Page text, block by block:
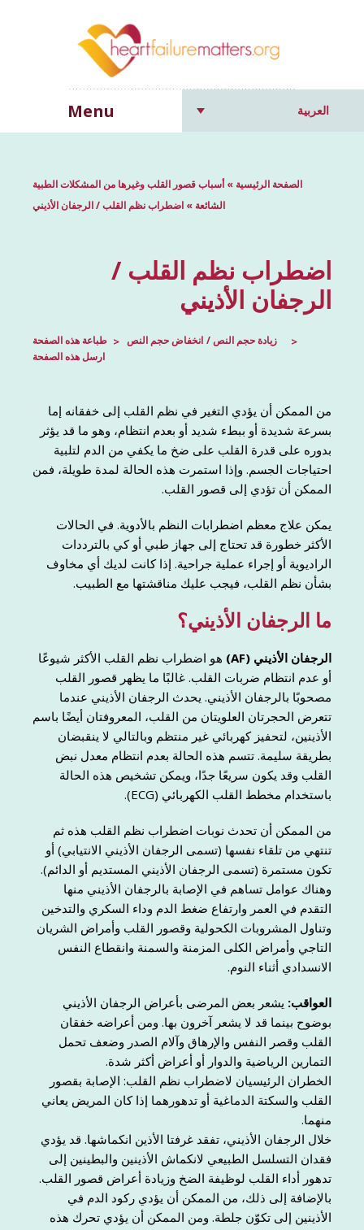
Menu العربية
الصفحة الرئيسية » أسباب قصور القلب وغيرها من المشكلات الطبية
الشائعة » اضطراب نظم القلب / الرجفان الأذيني
اضطراب نظم القلب /
الرجفان الأذيني
زيادة حجم النص انخفاض حجم النص
طباعة هذه الصفحة
ارسل هذه الصفحة
من الممكن أن يؤدي التغير في نظم القلب إلى خفقانه إما
بسرعة شديدة أو ببطء شديد أو بعدم انتظام، وهو ما قد يؤثر
بدوره على قدرة القلب على ضخ ما يكفي من الدم لتلبية
احتياجات الجسم. وإذا استمرت هذه الحالة لمدة طويلة، فمن
الممكن أن تؤدي إلى قصور القلب.
يمكن علاج معظم اضطرابات النظم بالأدوية. في الحالات
الأكثر خطورة قد تحتاج إلى جهاز طبي أو كي بالترددات
الراديوية أو إجراء عملية جراحية. إذا كانت لديك أي مخاوف
بشأن نظم القلب، فيجب عليك مناقشتها مع الطبيب.
ما الرجفان الأذيني؟
الرجفان الأذيني (AF)
هو اضطراب نظم القلب الأكثر شيوعًا
أو عدم انتظام ضربات القلب. غالبًا ما يظهر قصور القلب
مصحوبًا بالرجفان الأذيني. يحدث الرجفان الأذيني عندما
تتعرض الحجرتان العلويتان من القلب، المعروفتان أيضًا باسم
الأذينين، لتحفيز كهربائي غير منتظم وبالتالي لا ينقبضان
بطريقة سليمة. تتسم هذه الحالة بعدم انتظام معدل نبض
القلب وقد يكون سريعًا جدًا، ويمكن تشخيص هذه الحالة
باستخدام مخطط القلب الكهربائي (ECG).
من الممكن أن تحدث نوبات اضطراب نظم القلب هذه ثم
تنتهي من تلقاء نفسها (تسمى الرجفان الأذيني الانتيابي) أو
تكون مستمرة (تسمى الرجفان الأذيني المستديم أو الدائم).
وهناك عوامل تساهم في الإصابة بالرجفان الأذيني منها
التقدم في العمر وارتفاع ضغط الدم وداء السكري والتدخين
وتناول المشروبات الكحولية وقصور القلب وأمراض الشريان
التاجي وأمراض الكلى المزمنة والسمنة وانقطاع النفس
الانسدادي أثناء النوم.
العواقب: يشعر بعض المرضى بأعراض الرجفان الأذيني
بوضوح بينما قد لا يشعر آخرون بها. ومن أعراضه خفقان
القلب وقصر النفس والإرهاق وآلام الصدر وضعف تحمل
التمارين الرياضية والدوار أو أعراض أكثر شدة.
الخطران الرئيسيان لاضطراب نظم القلب: الإصابة بقصور
القلب والسكتة الدماغية أو تدهورهما إذا كان المريض يعاني
منهما.
خلال الرجفان الأذيني، تفقد غرفتا الأذين انكماشها. قد يؤدي
فقدان التسلسل الطبيعي لانكماش الأذينين والبطينين إلى
تدهور أداء القلب لوظيفة الضخ وزيادة أعراض قصور القلب.
بالإضافة إلى ذلك، من الممكن أن يؤدي ركود الدم في
الأذينين إلى تكوّن جلطة. ومن الممكن أن يؤدي تحرك هذه